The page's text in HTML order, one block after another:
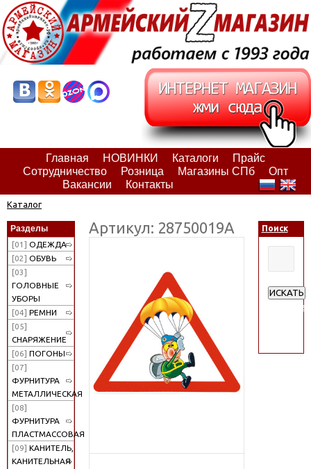
Главная НОВИНКИ Каталоги
Прайс
Сотрудничество
Розница Магазины СПб
Опт
Вакансии
Контакты
Каталог
Разделы
[01] ОДЕЖДА
[02] ОБУВЬ
[03]
ГОЛОВНЫЕ
УБОРЫ
[04] РЕМНИ
[05]
СНАРЯЖЕНИЕ
[06] ПОГОНЫ
[07]
ФУРНИТУРА
МЕТАЛЛИЧЕСКАЯ
[08]
ФУРНИТУРА
ПЛАСТМАССОВАЯ
[09] КАНИТЕЛЬ,
КАНИТЕЛЬНАЯ
Артикул: 28750019А Поиск
ИСКАТЬ